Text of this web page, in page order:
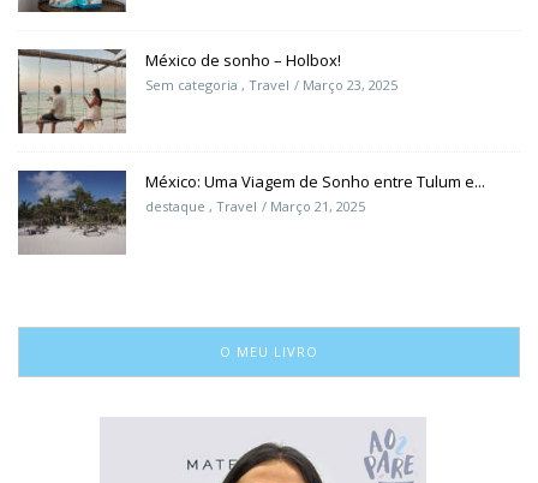
México de sonho – Holbox!
Sem categoria , Travel Março 23, 2025
México: Uma Viagem de Sonho entre Tulum e...
destaque , Travel Março 21, 2025
O MEU LIVRO